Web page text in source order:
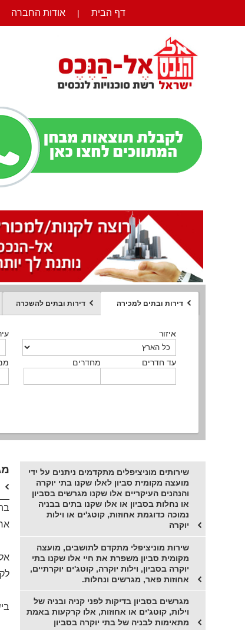
דף הבית | אודות החברה
דירות ובתים למכירה דירות ובתים להשכרה
איזור
מחדרים עד חדרים
איזור
מחדרים עד חדרים
איזור
מחדרים עד חדרים
איזור
סוג הנכס
סוג הנכס
איזור
מחדרים עד חדרים
איזור
סוג הנכס
עיר /
שירותים מוניציפלים מתקדמים ניתנים על ידי
מועצה מקומית סביון לאלו שקנו בתי יוקרה
והנהנים העיקריים אלו שקנו מגרשים בסביון
או נחלות בסביון או אלו שקנו בתים בבניה
נמוכה כדוגמת אחוזות, קוטג'ים או וילות
יוקרה
שירות מוניציפלי מתקדם לתושבים, מועצה
מקומית סביון משפרת את חיי אלו שקנו בתי
יוקרה בסביון, וילות יוקרה, קוטג'ים יוקרתיים,
אחוזות פאר, מגרשים ונחלות.
מגרשים בסביון בדיקות לפני קניה ובניה של
וילות, קוטג'ים או אחוזות, אלו קרקעות באמת
מתאימות לבניה של בתי יוקרה בסביון